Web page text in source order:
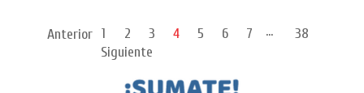
Anterior 1 2 3 4 5 6 7 ...
38
Siguiente